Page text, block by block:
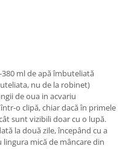
ml de apă îmbuteliată
nu de la robinet)
de oua in acvariu
o clipă, chiar dacă în primele
sunt vizibili doar cu o lupă.
la două zile, începând cu a
lingura mică de mâncare din